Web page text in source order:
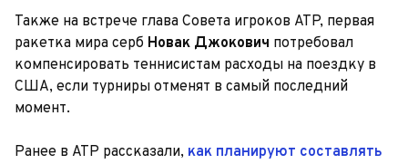
Также на встрече глава Совета игроков ATP, первая
ракетка мира серб Новак Джокович потребовал
компенсировать теннисистам расходы на поездку в
США, если турниры отменят в самый последний
момент.
Ранее в АТР рассказали, как планируют составлять